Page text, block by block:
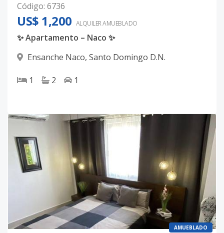
Código: 6736
US$ 1,200 ALQUILERAMUEBLADO
✨ Apartamento – Naco ✨
Ensanche Naco, Santo Domingo D.N.
1 2 1
AMUEBLADO